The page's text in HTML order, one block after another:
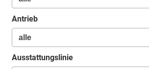
Antrieb
Ausstattungslinie